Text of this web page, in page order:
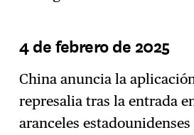
4 de febrero de 2025
China anuncia la
represalia tras la entrada
aranceles estadounidenses